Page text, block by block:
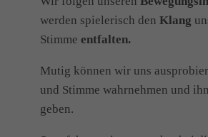
werden spielerisch den Klang
Stimme entfalten.
Mutig können wir uns
und Stimme wahrnehmen und
geben.